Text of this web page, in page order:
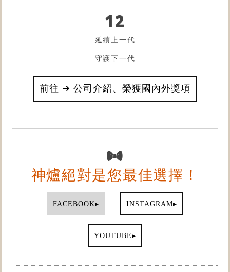
12
延續上一代
守護下一代
前往 ➔ 公司介紹、榮獲國內外獎項
神爐絕對是您最佳選擇！
FACEBOOK▸ INSTAGRAM▸
YOUTUBE▸